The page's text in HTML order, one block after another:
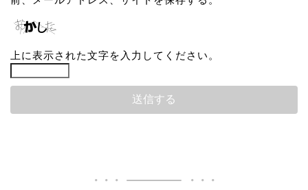
上に表示された文字を入力してください。